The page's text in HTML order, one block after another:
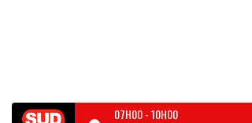
07H00-10H00